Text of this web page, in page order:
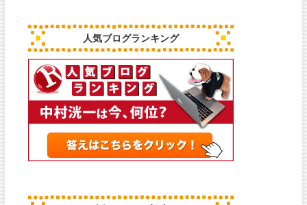
人気ブログランキング